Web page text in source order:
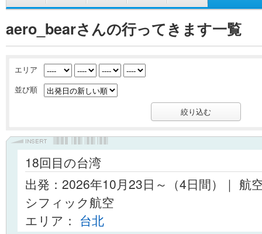
aero_bearさんの行ってきます一覧
エリア
並び順
18回目の台湾
出発：2026年10月23日～（4日間）｜ 航
シフィック航空
エリア： 台北